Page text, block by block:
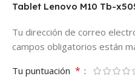
Tablet Lenovo M10 Tb-
Tu dirección de correo
campos obligatorios están
Tu puntuación *